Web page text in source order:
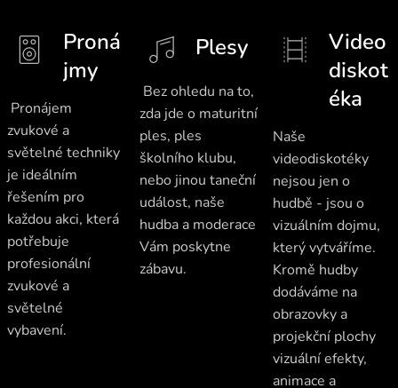
Proná
jmy
Pronájem
zvukové a
světelné techniky
je ideálním
řešením pro
každou akci, která
potřebuje
profesionální
zvukové a
světelné
vybavení.
Plesy
Bez ohledu na to,
zda jde o maturitní
ples, ples
školního klubu,
nebo jinou taneční
událost, naše
hudba a moderace
Vám poskytne
zábavu.
Video
diskot
éka
Naše
videodiskotéky
nejsou jen o
hudbě - jsou o
vizuálním dojmu,
který vytváříme.
Kromě hudby
dodáváme na
obrazovky a
projekční plochy
vizuální efekty,
animace a